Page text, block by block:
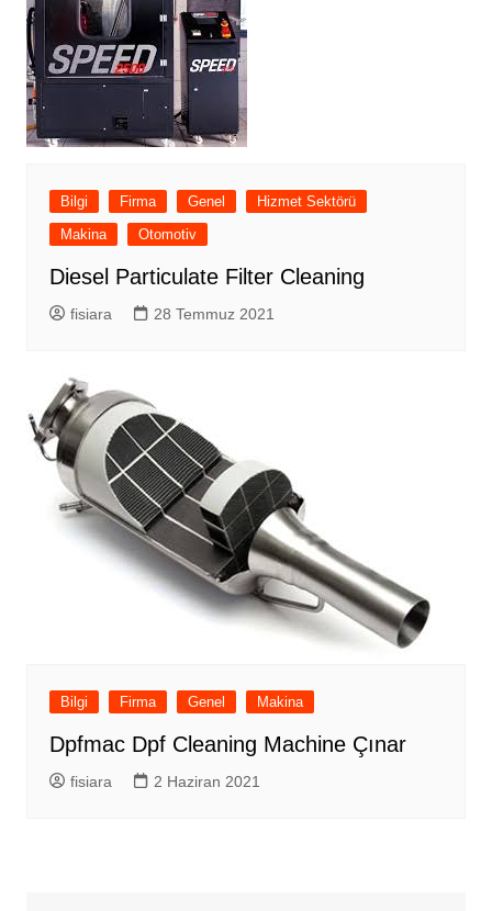
Bilgi Firma Genel
Hizmet Sektörü
Makina
Otomotiv
Diesel Particulate Filter Cleaning
fisiara 28 Temmuz 2021
Bilgi Firma Genel Makina
Dpfmac Dpf Cleaning Machine Çınar
fisiara 2 Haziran 2021